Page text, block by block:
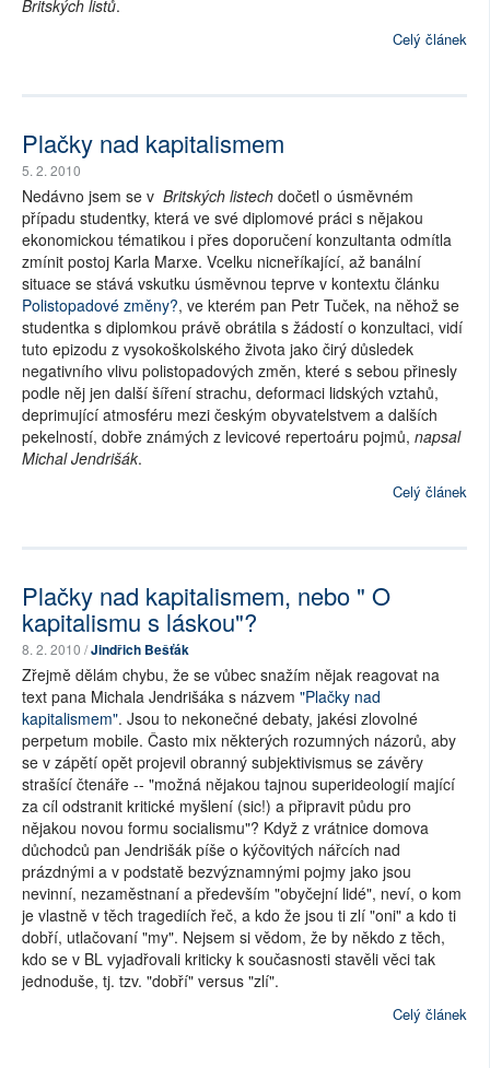
Britských listů.
Celý článek
Plačky nad kapitalismem
5. 2. 2010
Nedávno jsem se v Britských listech dočetl o úsměvném
případu studentky, která ve své diplomové práci s nějakou
ekonomickou tématikou i přes doporučení konzultanta odmítla
zmínit postoj Karla Marxe. Vcelku nicneříkající, až banální
situace se stává vskutku úsměvnou teprve v kontextu článku
Polistopadové změny?, ve kterém pan Petr Tuček, na něhož se
studentka s diplomkou právě obrátila s žádostí o konzultaci, vidí
tuto epizodu z vysokoškolského života jako čirý důsledek
negativního vlivu polistopadových změn, které s sebou přinesly
podle něj jen další šíření strachu, deformaci lidských vztahů,
deprimující atmosféru mezi českým obyvatelstvem a dalších
pekelností, dobře známých z levicové repertoáru pojmů, napsal
Michal Jendrišák.
Celý článek
Plačky nad kapitalismem, nebo " O
kapitalismu s láskou"?
8. 2. 2010 /Jindřich Bešťák
Zřejmě dělám chybu, že se vůbec snažím nějak reagovat na
text pana Michala Jendrišáka s názvem "Plačky nad
kapitalismem". Jsou to nekonečné debaty, jakési zlovolné
perpetum mobile. Často mix některých rozumných názorů, aby
se v zápětí opět projevil obranný subjektivismus se závěry
strašící čtenáře -- "možná nějakou tajnou superideologií mající
za cíl odstranit kritické myšlení (sic!) a připravit půdu pro
nějakou novou formu socialismu"? Když z vrátnice domova
důchodců pan Jendrišák píše o kýčovitých nářcích nad
prázdnými a v podstatě bezvýznamnými pojmy jako jsou
nevinní, nezaměstnaní a především "obyčejní lidé", neví, o kom
je vlastně v těch tragediích řeč, a kdo že jsou ti zlí "oni" a kdo ti
dobří, utlačovaní "my". Nejsem si vědom, že by někdo z těch,
kdo se v BL vyjadřovali kriticky k současnosti stavěli věci tak
jednoduše, tj. tzv. "dobří" versus "zlí".
Celý článek